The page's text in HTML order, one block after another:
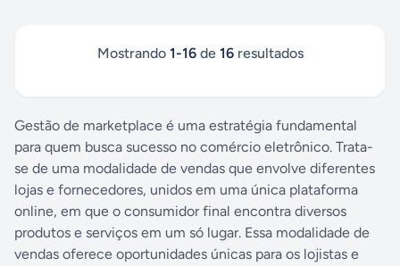
Mostrando 1-16de 16resultados
Gestão de marketplace é uma estratégia fundamental
para quem busca sucesso no comércio eletrônico. Trata-
se de uma modalidade de vendas que envolve diferentes
lojas e fornecedores, unidos em uma única plataforma
online, em que o consumidor final encontra diversos
produtos e serviços em um só lugar. Essa modalidade de
vendas oferece oportunidades únicas para os lojistas e